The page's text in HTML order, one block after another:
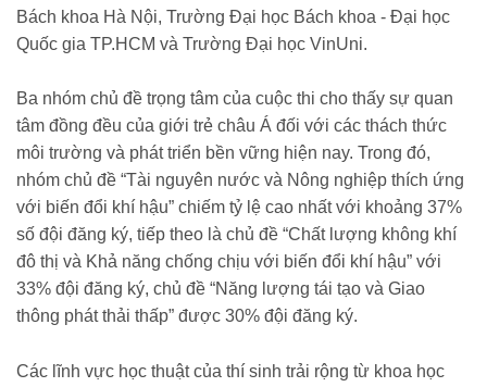
Bách khoa Hà Nội, Trường Đại học Bách khoa - Đại học
Quốc gia TP.HCM và Trường Đại học VinUni.
Ba nhóm chủ đề trọng tâm của cuộc thi cho thấy sự quan
tâm đồng đều của giới trẻ châu Á đối với các thách thức
môi trường và phát triển bền vững hiện nay. Trong đó,
nhóm chủ đề “Tài nguyên nước và Nông nghiệp thích ứng
với biến đổi khí hậu” chiếm tỷ lệ cao nhất với khoảng 37%
số đội đăng ký, tiếp theo là chủ đề “Chất lượng không khí
đô thị và Khả năng chống chịu với biến đổi khí hậu” với
33% đội đăng ký, chủ đề “Năng lượng tái tạo và Giao
thông phát thải thấp” được 30% đội đăng ký.
Các lĩnh vực học thuật của thí sinh trải rộng từ khoa học